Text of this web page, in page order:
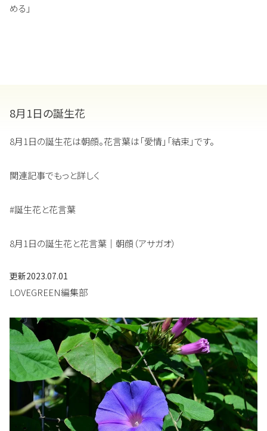
める」
8月1日の誕生花
8月1日の誕生花は朝顔。花言葉は「愛情」「結束」です。
関連記事でもっと詳しく
#誕生花と花言葉
8月1日の誕生花と花言葉｜朝顔（アサガオ）
更新2023.07.01
LOVEGREEN編集部